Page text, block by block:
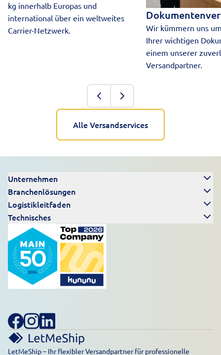
kg innerhalb Europas und
international über ein weltweites
Carrier-Netzwerk.
Wir kümmern uns
Ihrer wichtigen
einem unserer
Versandpartner.
Alle Versandservices
Unternehmen
Branchenlösungen
Logistikleitfaden
Technisches
LetMeShip – Ihr flexibler Versandpartner für professionelle